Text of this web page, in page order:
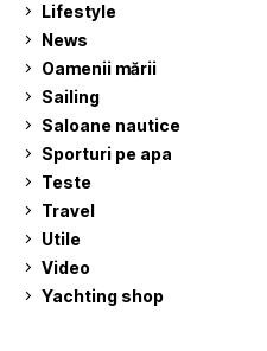
Lifestyle
News
Oamenii mării
Sailing
Saloane nautice
Sporturi pe apa
Teste
Travel
Utile
Video
Yachting shop